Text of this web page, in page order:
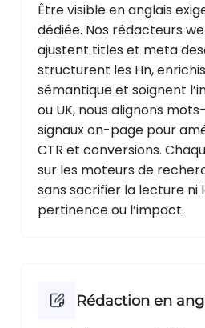
Être visible en anglais
dédiée. Nos rédacteurs
ajustent titles et meta
structurent les Hn,
sémantique et soignent
ou UK, nous alignons
signaux on-page pour
CTR et conversions.
sur les moteurs de
sans sacrifier la lecture ni
pertinence ou l’impact.
Rédaction en